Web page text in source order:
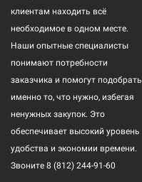
клиентам находить всё
необходимое в одном месте.
Наши опытные специалисты
понимают потребности
заказчика и помогут подобрать
именно то, что нужно, избегая
ненужных закупок. Это
обеспечивает высокий уровень
удобства и экономии времени.
Звоните 8 (812) 244-91-60